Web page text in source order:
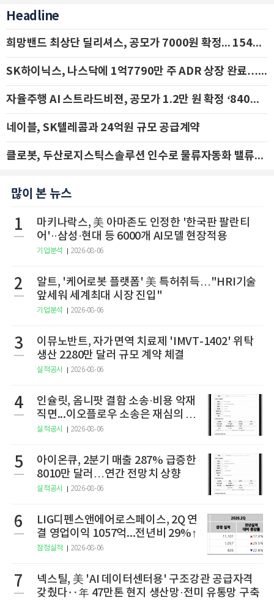
Headline
희망밴드 최상단 딜리셔스, 공모가 7000원 확정... 154억 규모 IPO 돌입
SK하이닉스, 나스닥에 1억7790만 주 ADR 상장 완료…29일 국내 추가 상장
자율주행 AI 스트라드비젼, 공모가 1.2만 원 확정 ‘840억 수혈’
네이블, SK텔레콤과 24억원 규모 공급계약
클로봇, 두산로지스틱스솔루션 인수로 물류자동화 밸류체인 확장 추진 - IBK투자증권
많이 본 뉴스
1
마키나락스, 美 아마존도 인정한 '한국판 팔란티
어'··삼성·현대 등 6000개 AI모델 현장적용
기업분석 2026-08-06
2
알트, '케어로봇 플랫폼' 美 특허취득…"HRI기술
앞세워 세계최대 시장 진입"
기업분석 2026-08-06
3
이뮤노반트, 자가면역 치료제 'IMVT-1402' 위탁
생산 2280만 달러 규모 계약 체결
실적공시 2026-08-06
4
인슐릿, 옴니팟 결함 소송·비용 악재
직면...이오플로우 소송은 재심의 청
구
실적공시 2026-08-06
5
아이온큐, 2분기 매출 287% 급증한
8010만 달러…연간 전망치 상향
실적공시 2026-08-06
6
LIG디펜스앤에어로스페이스, 2Q 연
결 영업이익 1057억...전년비 29%↑
잠정실적 2026-08-06
7
넥스틸, 美 'AI 데이터센터용' 구조강관 공급자격
갖췄다‥年 47만톤 현지 생산망·전미 유통망 구축